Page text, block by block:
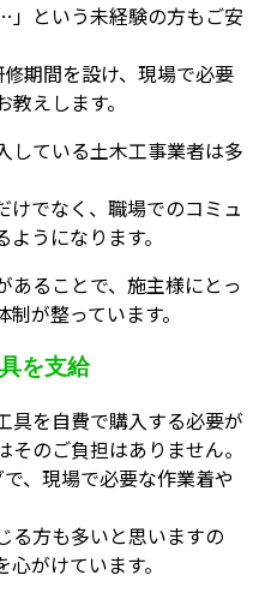
」という未経験の方もご安
期間を設け、現場で必要
えします。
している土木工事業者は多
けでなく、職場でのコミュ
うになります。
あることで、施主様にとっ
が整っています。
を支給
具を自費で購入する必要が
のご負担はありません。
、現場で必要な作業着や
る方も多いと思いますの
がけています。